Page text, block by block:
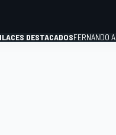
DESTACADOSFERNANDO